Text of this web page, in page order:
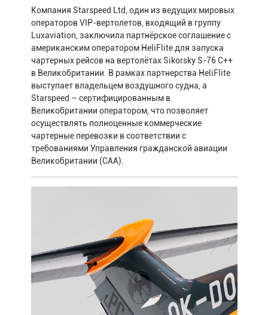
Компания Starspeed Ltd, один из ведущих мировых
операторов VIP-вертолетов, входящий в группу
Luxaviation, заключила партнёрское соглашение с
американским оператором HeliFlite для запуска
чартерных рейсов на вертолётах Sikorsky S-76 C++
в Великобритании. В рамках партнерства HeliFlite
выступает владельцем воздушного судна, а
Starspeed – сертифицированным в
Великобритании оператором, что позволяет
осуществлять полноценные коммерческие
чартерные перевозки в соответствии с
требованиями Управления гражданской авиации
Великобритании (CAA).